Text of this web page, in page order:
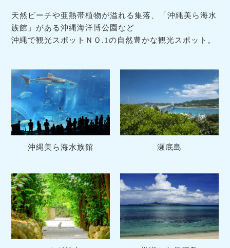
天然ビーチや亜熱帯植物が溢れる集落、
「沖縄美ら海水
族館」がある沖縄海洋博公園など
沖縄で観光スポットＮＯ.1の自然豊かな観光スポット。
沖縄美ら海水族館 瀬底島